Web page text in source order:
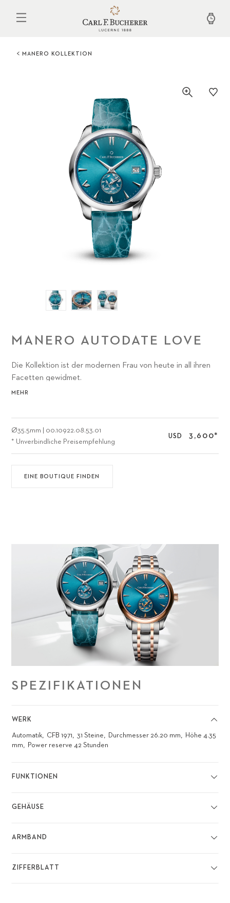
MANERO KOLLEKTION
MANERO AUTODATE LOVE
Die Kollektion ist der modernen Frau von heute in all ihren
Facetten gewidmet.
MEHR
Ø35.5mm
00.10922.08.53.01
* Unverbindliche Preisempfehlung
USD 3,600*
EINE BOUTIQUE FINDEN
SPEZIFIKATIONEN
WERK
Automatik CFB 1971 31 Steine Durchmesser 26.20 mm
Höhe 4.35
mm
Power reserve 42 Stunden
FUNKTIONEN
GEHÄUSE
ARMBAND
ZIFFERBLATT